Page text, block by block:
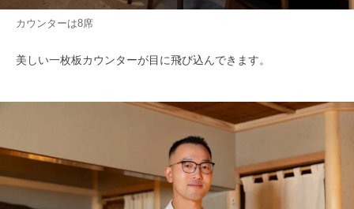
カウンターは8席
美しい一枚板カウンターが目に飛び込んできます。